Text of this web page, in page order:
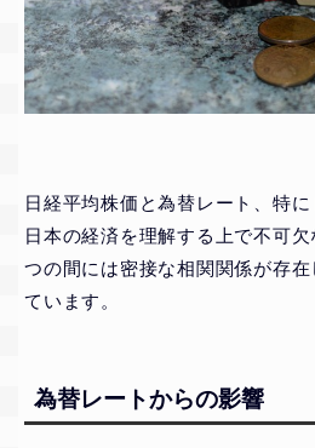
日経平均株価と為替レート、特に
日本の経済を理解する上で不可
つの間には密接な相関関係が存
ています。
為替レートからの影響